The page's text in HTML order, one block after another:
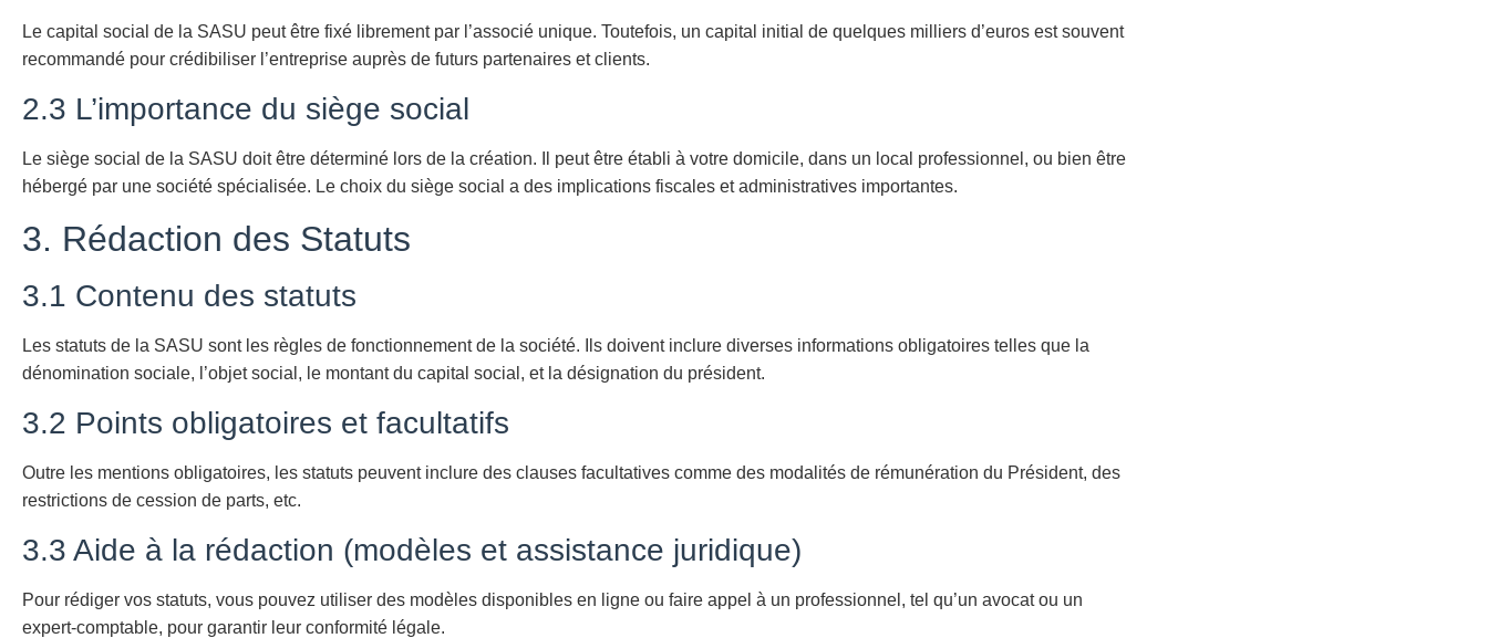
Le capital social de la SASU peut être fixé librement par l’associé unique. Toutefois, un capital initial de quelques milliers d’euros est souvent
recommandé pour crédibiliser l’entreprise auprès de futurs partenaires et clients.
2.3 L’importance du siège social
Le siège social de la SASU doit être déterminé lors de la création. Il peut être établi à votre domicile, dans un local professionnel, ou bien être
hébergé par une société spécialisée. Le choix du siège social a des implications fiscales et administratives importantes.
3. Rédaction des Statuts
3.1 Contenu des statuts
Les statuts de la SASU sont les règles de fonctionnement de la société. Ils doivent inclure diverses informations obligatoires telles que la
dénomination sociale, l’objet social, le montant du capital social, et la désignation du président.
3.2 Points obligatoires et facultatifs
Outre les mentions obligatoires, les statuts peuvent inclure des clauses facultatives comme des modalités de rémunération du Président, des
restrictions de cession de parts, etc.
3.3 Aide à la rédaction (modèles et assistance juridique)
Pour rédiger vos statuts, vous pouvez utiliser des modèles disponibles en ligne ou faire appel à un professionnel, tel qu’un avocat ou un
expert-comptable, pour garantir leur conformité légale.